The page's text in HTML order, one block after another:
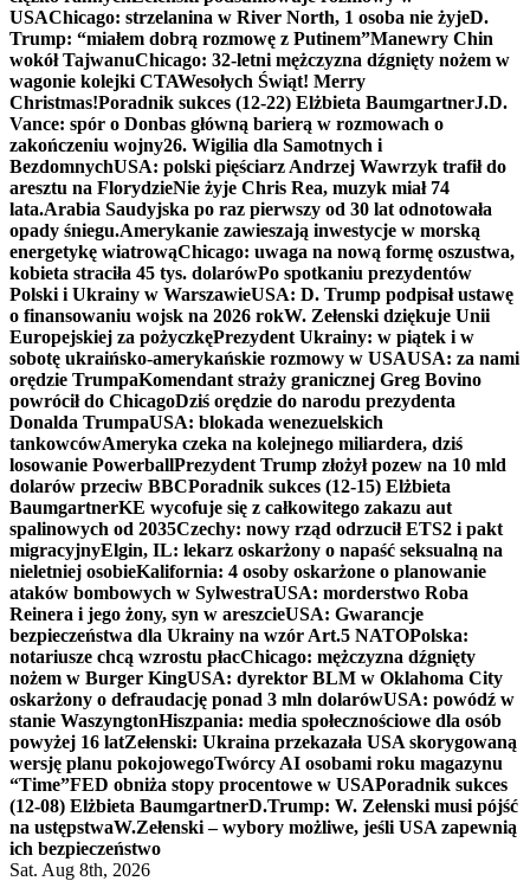
USAChicago: strzelanina w River North, 1 osoba nie żyjeD.
Trump: “miałem dobrą rozmowę z Putinem”Manewry Chin
wokół TajwanuChicago: 32-letni mężczyzna dźgnięty nożem w
wagonie kolejki CTAWesołych Świąt! Merry
Christmas!Poradnik sukces (12-22) Elżbieta BaumgartnerJ.D.
Vance: spór o Donbas główną barierą w rozmowach o
zakończeniu wojny26. Wigilia dla Samotnych i
BezdomnychUSA: polski pięściarz Andrzej Wawrzyk trafił do
aresztu na FlorydzieNie żyje Chris Rea, muzyk miał 74
lata.Arabia Saudyjska po raz pierwszy od 30 lat odnotowała
opady śniegu.Amerykanie zawieszają inwestycje w morską
energetykę wiatrowąChicago: uwaga na nową formę oszustwa,
kobieta straciła 45 tys. dolarówPo spotkaniu prezydentów
Polski i Ukrainy w WarszawieUSA: D. Trump podpisał ustawę
o finansowaniu wojsk na 2026 rokW. Zełenski dziękuje Unii
Europejskiej za pożyczkęPrezydent Ukrainy: w piątek i w
sobotę ukraińsko-amerykańskie rozmowy w USAUSA: za nami
orędzie TrumpaKomendant straży granicznej Greg Bovino
powrócił do ChicagoDziś orędzie do narodu prezydenta
Donalda TrumpaUSA: blokada wenezuelskich
tankowcówAmeryka czeka na kolejnego miliardera, dziś
losowanie PowerballPrezydent Trump złożył pozew na 10 mld
dolarów przeciw BBCPoradnik sukces (12-15) Elżbieta
BaumgartnerKE wycofuje się z całkowitego zakazu aut
spalinowych od 2035Czechy: nowy rząd odrzucił ETS2 i pakt
migracyjnyElgin, IL: lekarz oskarżony o napaść seksualną na
nieletniej osobieKalifornia: 4 osoby oskarżone o planowanie
ataków bombowych w SylwestraUSA: morderstwo Roba
Reinera i jego żony, syn w areszcieUSA: Gwarancje
bezpieczeństwa dla Ukrainy na wzór Art.5 NATOPolska:
notariusze chcą wzrostu płacChicago: mężczyzna dźgnięty
nożem w Burger KingUSA: dyrektor BLM w Oklahoma City
oskarżony o defraudację ponad 3 mln dolarówUSA: powódź w
stanie WaszyngtonHiszpania: media społecznościowe dla osób
powyżej 16 latZełenski: Ukraina przekazała USA skorygowaną
wersję planu pokojowegoTwórcy AI osobami roku magazynu
“Time”FED obniża stopy procentowe w USAPoradnik sukces
(12-08) Elżbieta BaumgartnerD.Trump: W. Zełenski musi pójść
na ustępstwaW.Zełenski – wybory możliwe, jeśli USA zapewnią
ich bezpieczeństwo
Sat. Aug 8th, 2026